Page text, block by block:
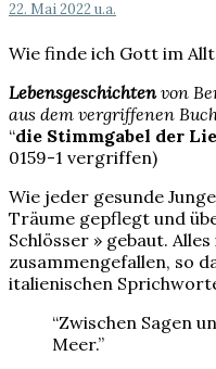
22. Mai 2022 u.a.
Wie finde ich Gott im
Lebensgeschichtenvon
aus dem vergriffenen
“die Stimmgabel der
0159-1 vergriffen)
Wie jeder gesunde
Träume gepflegt und
Schlösser » gebaut.
zusammengefallen, so
italienischen
“Zwischen Sagen
Meer.”